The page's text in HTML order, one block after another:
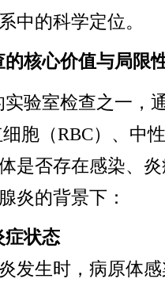
中的科学定位。
核心价值与局限
实验室检查之一，
胞（RBC）、中
是否存在感染、
炎的背景下：
症状态
发生时，病原体